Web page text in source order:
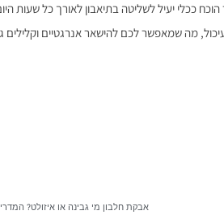
ככלי יעיל לשליטה בתיאבון לאורך כל שעות
מה שמאפשר לכם להישאר אנרגטיים וקלילים
אבקת חלבון מי גבינה או איזולט?